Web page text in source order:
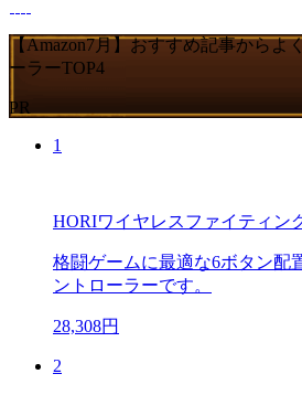
【Amazon7月】おすすめ記事からよ
ーラーTOP4
PR
1
HORIワイヤレスファイティン
格闘ゲームに最適な6ボタン配
ントローラーです。
28,308円
2